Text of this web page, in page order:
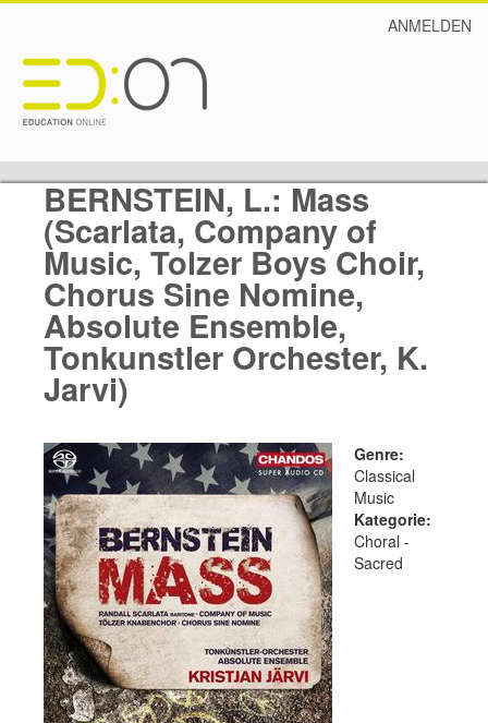
ANMELDEN
BERNSTEIN, L.: Mass
(Scarlata, Company of
Music, Tolzer Boys Choir,
Chorus Sine Nomine,
Absolute Ensemble,
Tonkunstler Orchester, K.
Jarvi)
Genre:
Classical
Music
Kategorie:
Choral -
Sacred